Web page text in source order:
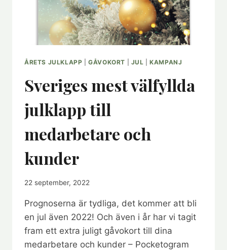
ÅRETS JULKLAPP |GÅVOKORT JUL |KAMPANJ
Sveriges mest välfyllda
julklapp till
medarbetare och
kunder
22 september, 2022
Prognoserna är tydliga, det kommer att bli
en jul även 2022! Och även i år har vi tagit
fram ett extra juligt gåvokort till dina
medarbetare och kunder – Pocketogram